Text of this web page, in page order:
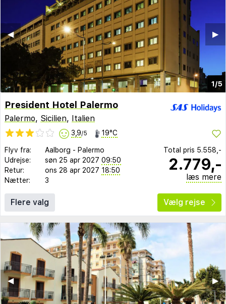
1/5
▶︎
◀︎
President Hotel Palermo
Palermo, Sicilien, Italien
3,9/5 19°C
Flyv fra: Aalborg - Palermo
Udrejse:
søn 25 apr 2027 09:50
Retur:
ons 28 apr 2027 18:50
Nætter:
3
Total pris 5.558,-
2.779,-
læs mere
Flere valg Vælg rejse
▶︎
◀︎